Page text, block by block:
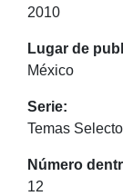
2010
Lugar de
México
Serie:
Temas
Número
12